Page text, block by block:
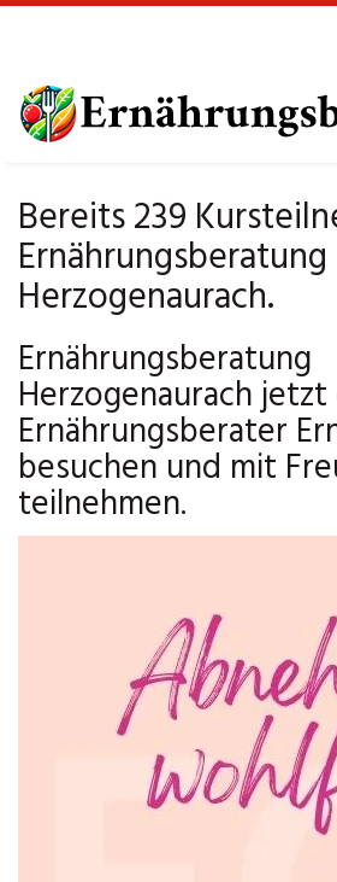
main
content
Bereits 239
Ernährungsberatung
Herzogenaurach.
Ernährungsberatung
Herzogenaurach
Ernährungsberater
besuchen und mit
teilnehmen.